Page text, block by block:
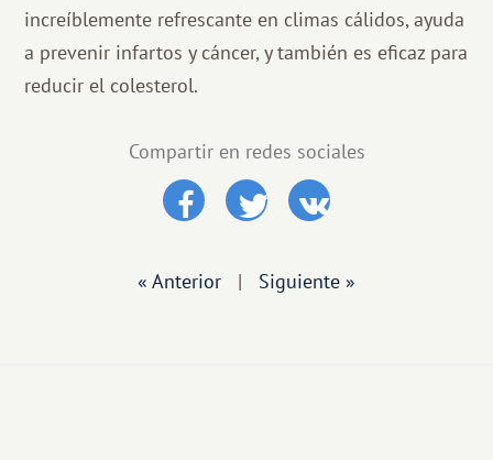
increíblemente refrescante en climas cálidos, ayuda
a prevenir infartos y cáncer, y también es eficaz para
reducir el colesterol.
Compartir en redes sociales
« Anterior | Siguiente »